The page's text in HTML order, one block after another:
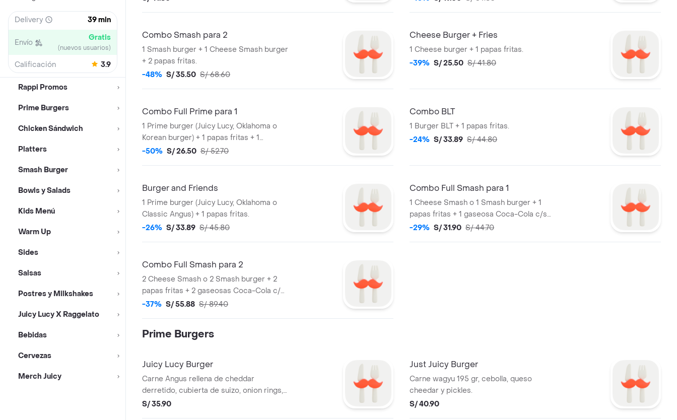
Delivery 39 min
Envío Gratis
(nuevos usuarios)
Calificación 3.9
Rappi Promos
Prime Burgers
Chicken Sándwich
Platters
Smash Burger
Bowls y Salads
Kids Menú
Warm Up
Sides
Salsas
Postres y Milkshakes
Juicy Lucy X Raggelato
Bebidas
Cervezas
Merch Juicy
Combo Smash para 2
1 Smash burger + 1 Cheese Smash burger
+ 2 papas fritas.
-48% S/ 35.50 S/ 68.60
Cheese Burger + Fries
1 Cheese burger + 1 papas fritas.
-39% S/ 25.50 S/ 41.80
Combo Full Prime para 1
1 Prime burger (Juicy Lucy, Oklahoma o
Korean burger) + 1 papas fritas + 1
gaseosa Coca-Cola c/s azúcar 500 ml.
-50% S/ 26.50 S/ 52.70
Combo BLT
1 Burger BLT + 1 papas fritas.
-24% S/ 33.89 S/ 44.80
Burger and Friends
1 Prime burger (Juicy Lucy, Oklahoma o
Classic Angus) + 1 papas fritas.
-26% S/ 33.89 S/ 45.80
Combo Full Smash para 1
1 Cheese Smash o 1 Smash burger + 1
papas fritas + 1 gaseosa Coca-Cola c/s
azúcar o Inca Kola c/sin azúcar 500 ml.
-29% S/ 31.90 S/ 44.70
Combo Full Smash para 2
2 Cheese Smash o 2 Smash burger + 2
papas fritas + 2 gaseosas Coca-Cola c/s
azúcar 500 ml.
-37% S/ 55.88 S/ 89.40
Prime Burgers
Juicy Lucy Burger
Carne Angus rellena de cheddar
derretido, cubierta de suizo, onion rings,
tomate y lechuga.
S/ 35.90
Just Juicy Burger
Carne wagyu 195 gr, cebolla, queso
cheedar y pickles.
S/ 40.90